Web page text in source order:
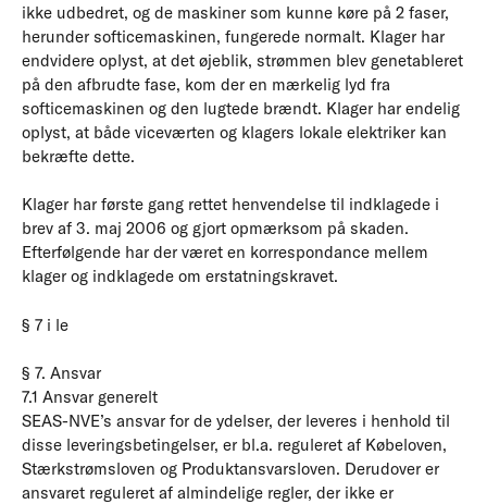
ikke udbedret, og de maskiner som kunne køre på 2 faser,
herunder softicemaskinen, fungerede normalt. Klager har
endvidere oplyst, at det øjeblik, strømmen blev genetableret
på den afbrudte fase, kom der en mærkelig lyd fra
softicemaskinen og den lugtede brændt. Klager har endelig
oplyst, at både viceværten og klagers lokale elektriker kan
bekræfte dette.
Klager har første gang rettet henvendelse til indklagede i
brev af 3. maj 2006 og gjort opmærksom på skaden.
Efterfølgende har der været en korrespondance mellem
klager og indklagede om erstatningskravet.
§ 7 i le
§ 7. Ansvar
7.1 Ansvar generelt
SEAS-NVE’s ansvar for de ydelser, der leveres i henhold til
disse leveringsbetingelser, er bl.a. reguleret af Købeloven,
Stærkstrømsloven og Produktansvarsloven. Derudover er
ansvaret reguleret af almindelige regler, der ikke er